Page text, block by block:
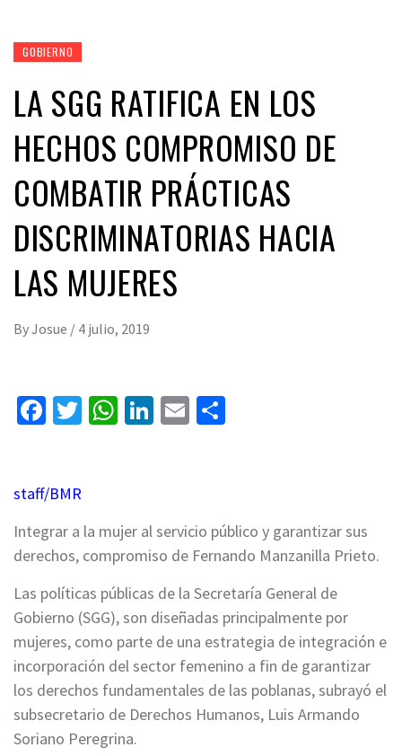
GOBIERNO
LA SGG RATIFICA EN LOS
HECHOS COMPROMISO DE
COMBATIR PRÁCTICAS
DISCRIMINATORIAS HACIA
LAS MUJERES
ByJosue / 4 julio, 2019
Facebook
Twitter
WhatsApp
LinkedIn
Email
staff/BMR
Integrar a la mujer al servicio público y garantizar sus
derechos, compromiso de Fernando Manzanilla Prieto.
Las políticas públicas de la Secretaría General de
Gobierno (SGG), son diseñadas principalmente por
mujeres, como parte de una estrategia de integración e
incorporación del sector femenino a fin de garantizar
los derechos fundamentales de las poblanas, subrayó el
subsecretario de Derechos Humanos, Luis Armando
Soriano Peregrina.